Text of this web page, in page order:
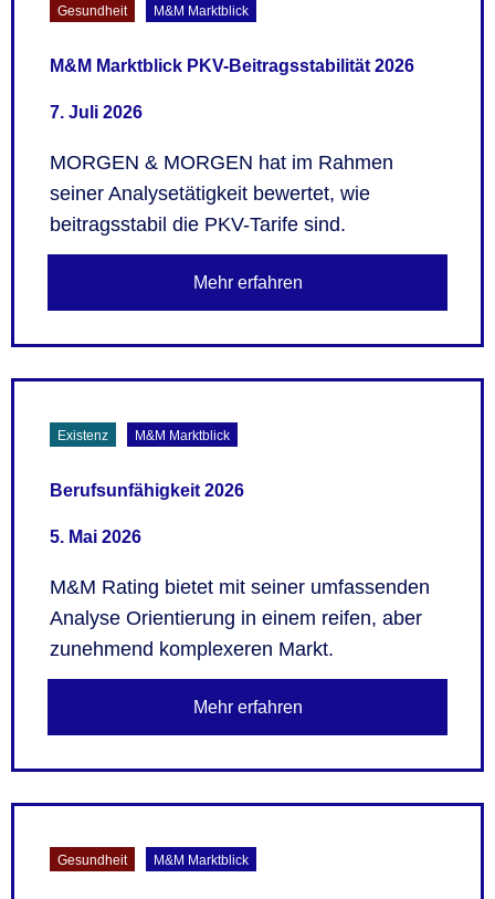
Gesundheit M&M Marktblick
M&M Marktblick PKV-Beitragsstabilität 2026
7. Juli 2026
MORGEN & MORGEN hat im Rahmen
seiner Analysetätigkeit bewertet, wie
beitragsstabil die PKV-Tarife sind.
Mehr erfahren
Existenz M&M Marktblick
Berufsunfähigkeit 2026
5. Mai 2026
M&M Rating bietet mit seiner umfassenden
Analyse Orientierung in einem reifen, aber
zunehmend komplexeren Markt.
Mehr erfahren
Gesundheit M&M Marktblick